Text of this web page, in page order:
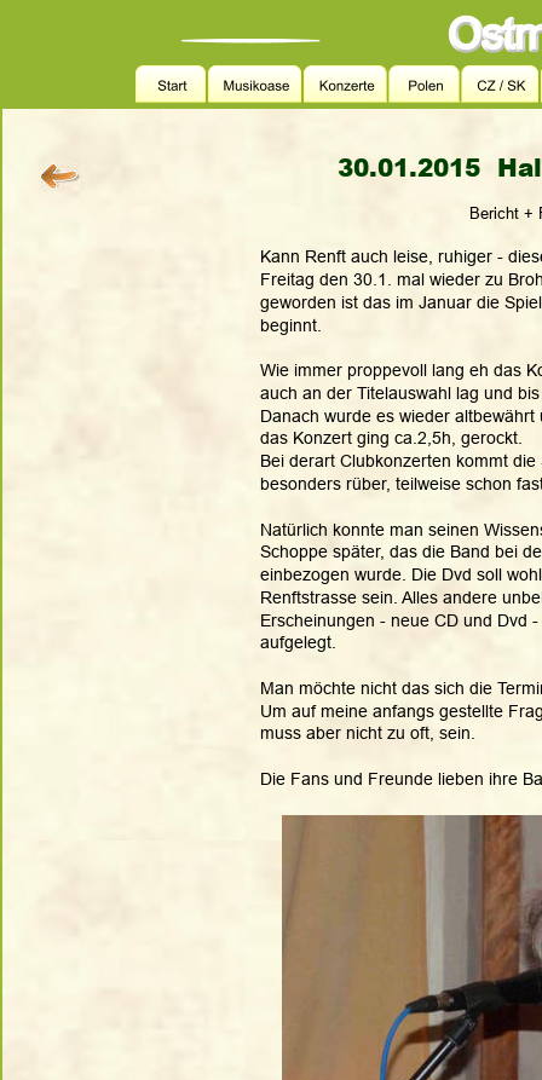
30.01.2015
Bericht
Kann Renft auch leise, ruhiger -
Freitag den 30.1. mal wieder zu
geworden ist das im Januar die
beginnt.
Wie immer proppevoll lang eh das
auch an der Titelauswahl lag und
Danach wurde es wieder
das Konzert ging ca.2,5h, gerockt.
Bei derart Clubkonzerten kommt
besonders rüber, teilweise schon
Natürlich konnte man seinen
Schoppe später, das die Band bei
einbezogen wurde. Die Dvd soll
Renftstrasse sein. Alles andere
Erscheinungen - neue CD und Dvd
aufgelegt.
Man möchte nicht das sich die
Um auf meine anfangs gestellte
muss aber nicht zu oft, sein.
Die Fans und Freunde lieben ihre